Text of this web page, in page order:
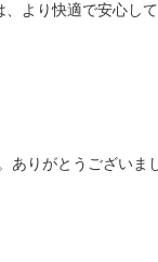
より快適で安心し
ありがとうござい